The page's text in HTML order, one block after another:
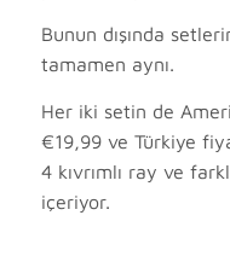
Bunun dışında
tamamen aynı.
Her iki setin de
€19,99 ve Türkiye
4 kıvrımlı ray ve
içeriyor.